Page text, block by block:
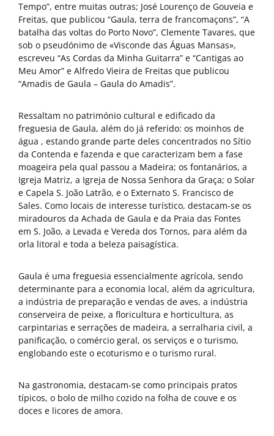
Tempo”, entre muitas outras; José Lourenço de Gouveia e
Freitas, que publicou “Gaula, terra de francomaçons”, “A
batalha das voltas do Porto Novo”, Clemente Tavares, que
sob o pseudónimo de «Visconde das Águas Mansas»,
escreveu “As Cordas da Minha Guitarra” e “Cantigas ao
Meu Amor” e Alfredo Vieira de Freitas que publicou
“Amadis de Gaula – Gaula do Amadis”.
Ressaltam no património cultural e edificado da
freguesia de Gaula, além do já referido: os moinhos de
água , estando grande parte deles concentrados no Sítio
da Contenda e fazenda e que caracterizam bem a fase
moageira pela qual passou a Madeira; os fontanários, a
Igreja Matriz, a Igreja de Nossa Senhora da Graça; o Solar
e Capela S. João Latrão, e o Externato S. Francisco de
Sales. Como locais de interesse turístico, destacam-se os
miradouros da Achada de Gaula e da Praia das Fontes
em S. João, a Levada e Vereda dos Tornos, para além da
orla litoral e toda a beleza paisagística.
Gaula é uma freguesia essencialmente agrícola, sendo
determinante para a economia local, além da agricultura,
a indústria de preparação e vendas de aves, a indústria
conserveira de peixe, a floricultura e horticultura, as
carpintarias e serrações de madeira, a serralharia civil, a
panificação, o comércio geral, os serviços e o turismo,
englobando este o ecoturismo e o turismo rural.
Na gastronomia, destacam-se como principais pratos
típicos, o bolo de milho cozido na folha de couve e os
doces e licores de amora.